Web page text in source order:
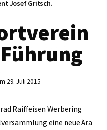
Josef Gritsch.
29. Juli 2015
Raiffeisen Werbering
eine neue Ära